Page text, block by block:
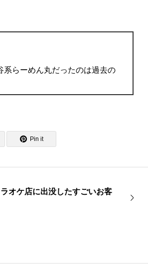
系らーめん丸だったのは過去の
Pin it
オケ店に出没したすごいお客